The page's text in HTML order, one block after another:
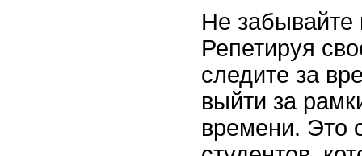
Не забывайте
Репетируя
следите за
выйти за
времени. Это